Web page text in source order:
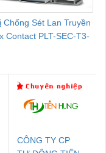
Chống Sét Lan Truyền
Contact PLT-SEC-T3-
CÔNG TY CP